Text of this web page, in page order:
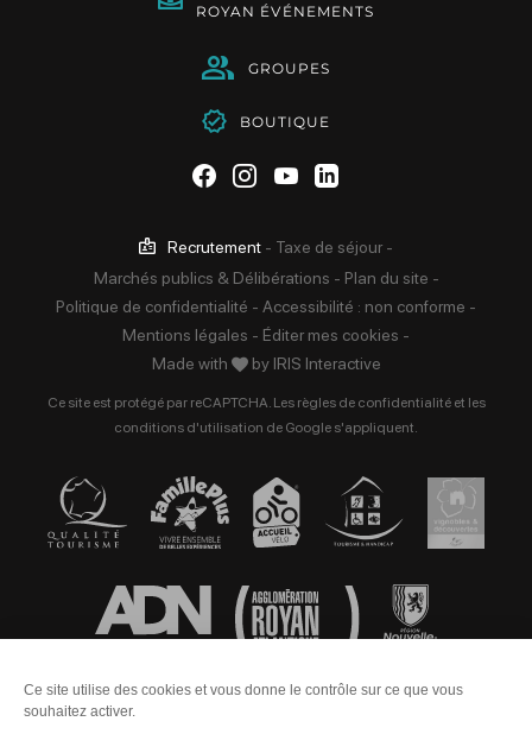
ROYAN ÉVÉNEMENTS
GROUPES
BOUTIQUE
Suivez-nous sur Facebook
Suivez-nous sur
Suivez-nous sur
Suivez-nous sur
Recrutement - Taxe de séjour -
Marchés publics & Délibérations - Plan du site -
Politique de confidentialité - Accessibilité : non conforme -
Mentions légales - Éditer mes cookies -
Made with
by IRIS Interactive
Ce site est protégé par reCAPTCHA. Les règles de confidentialitéet les
conditions d'utilisation de Google s'appliquent.